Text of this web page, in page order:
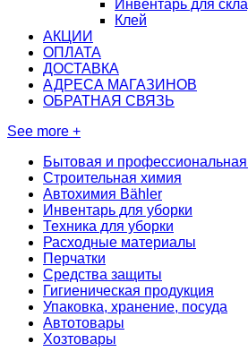
Инвентарь для
Клей
АКЦИИ
ОПЛАТА
ДОСТАВКА
АДРЕСА МАГАЗИНОВ
ОБРАТНАЯ СВЯЗЬ
See more +
Бытовая и
Строительная химия
Автохимия Bähler
Инвентарь для уборки
Техника для уборки
Расходные материалы
Перчатки
Средства защиты
Гигиеническая продукция
Упаковка, хранение, посуда
Автотовары
Хозтовары